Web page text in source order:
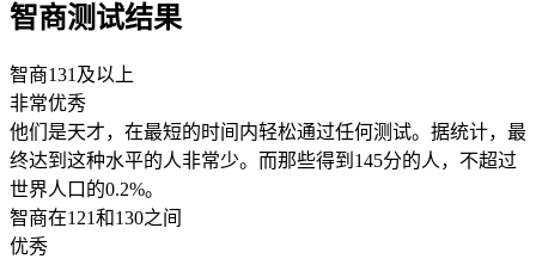
智商测试结果
智商131及以上
非常优秀
他们是天才，在最短的时间内轻松通过任何测试。据统计，最
终达到这种水平的人非常少。而那些得到145分的人，不超过
世界人口的0.2%。
智商在121和130之间
优秀